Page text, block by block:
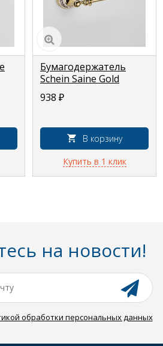
Бумагодержатель
Schein Saine Gold
7053028VF
938 ₽
В корзину
Купить в 1 клик
на новости!
обработки персональных данных